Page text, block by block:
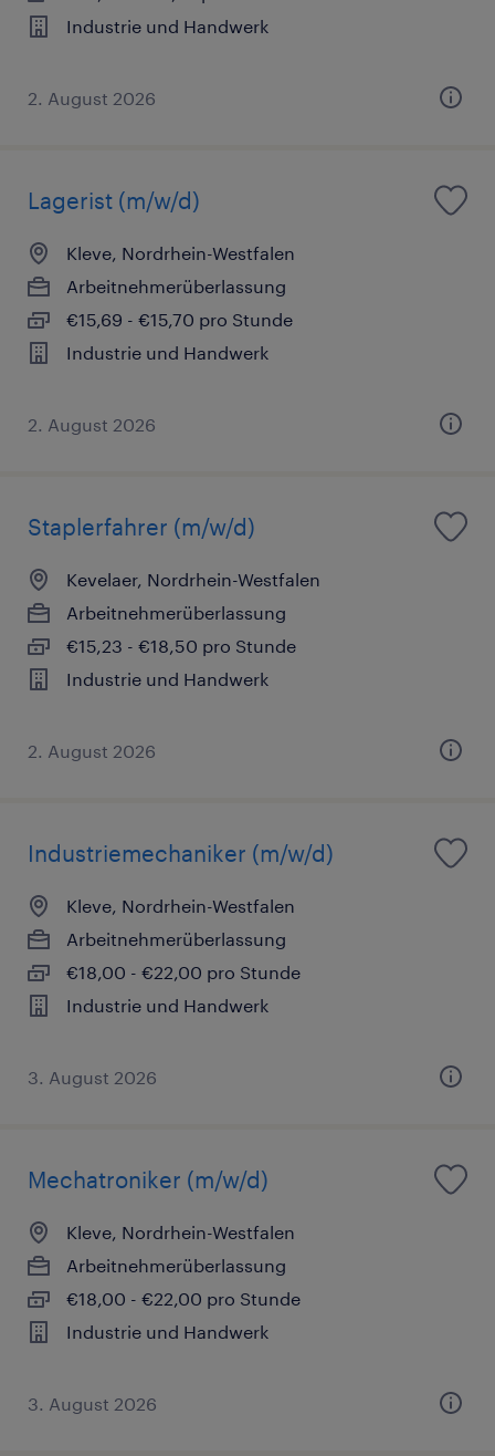
Industrie und Handwerk
2. August 2026
Lagerist (m/w/d)
Kleve, Nordrhein-Westfalen
Arbeitnehmerüberlassung
€15,69 - €15,70 pro Stunde
Industrie und Handwerk
2. August 2026
Staplerfahrer (m/w/d)
Kevelaer, Nordrhein-Westfalen
Arbeitnehmerüberlassung
€15,23 - €18,50 pro Stunde
Industrie und Handwerk
2. August 2026
Industriemechaniker (m/w/d)
Kleve, Nordrhein-Westfalen
Arbeitnehmerüberlassung
€18,00 - €22,00 pro Stunde
Industrie und Handwerk
3. August 2026
Mechatroniker (m/w/d)
Kleve, Nordrhein-Westfalen
Arbeitnehmerüberlassung
€18,00 - €22,00 pro Stunde
Industrie und Handwerk
3. August 2026